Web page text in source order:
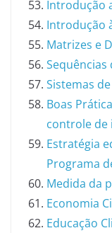
Introdução
Introdução
Matrizes e
Sequências
Sistemas
Boas
controle de
Estratégia
Programa
Medida da
Economia
Educação